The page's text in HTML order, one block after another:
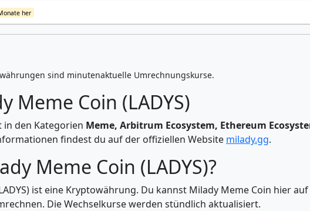
her
sind minutenaktuelle Umrechnungskurse.
Meme Coin (LADYS)
in den Kategorien Meme, Arbitrum Ecosystem, Ethereum
findest du auf der offiziellen Website milady.gg.
Meme Coin (LADYS)?
ist eine Kryptowährung. Du kannst Milady Meme Coin hier
Die Wechselkurse werden stündlich aktualisiert.